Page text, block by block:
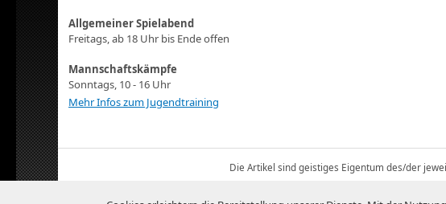
Allgemeiner Spielabend
Freitags, ab 18 Uhr bis Ende offen
Mannschaftskämpfe
Sonntags, 10 - 16 Uhr
Mehr Infos zum Jugendtraining
Die Artikel sind geistiges Eigentum des/der